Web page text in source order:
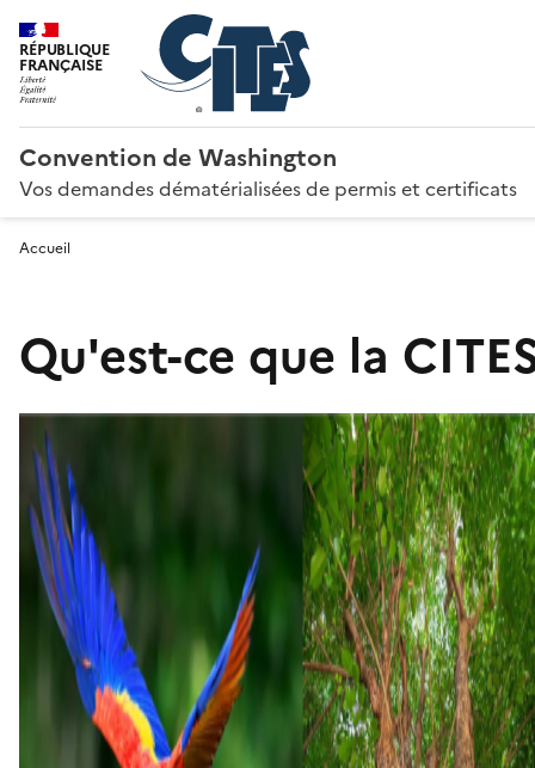
RÉPUBLIQUE
FRANÇAISE
Convention de Washington
Vos demandes dématérialisées de permis et certificats
Accueil
Qu'est-ce que la